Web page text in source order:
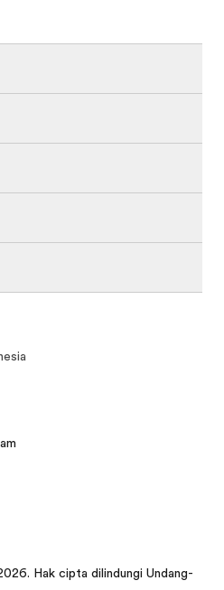
Hak cipta dilindungi Undang-